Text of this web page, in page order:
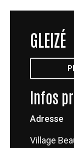
GLEIZÉ
Infos
Adresse
Village